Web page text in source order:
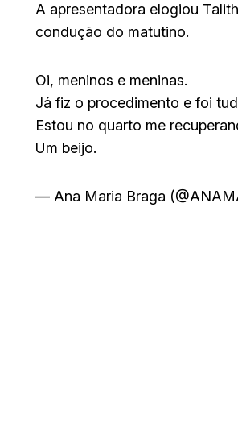
A apresentadora elogiou
condução do matutino.
Oi, meninos e meninas.
Já fiz o procedimento e foi
Estou no quarto me
Um beijo.
— Ana Maria Braga